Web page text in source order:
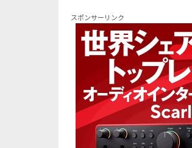
スポンサーリンク